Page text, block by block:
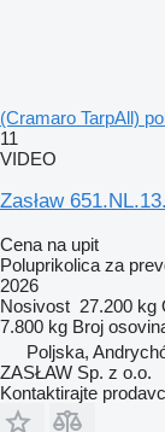
(Cramaro TarpAll)
11
VIDEO
Zasław
Cena na upit
Poluprikolica za
2026
Nosivost 27.200 kg
7.800 kg Broj
Poljska,
ZASŁAW Sp. z o.o.
Kontaktirajte